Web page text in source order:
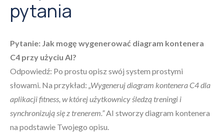
pytania
Pytanie: Jak mogę wygenerować diagram kontenera
C4 przy użyciu AI?
Odpowiedź: Po prostu opisz swój system prostymi
słowami. Na przykład: „Wygeneruj diagram kontenera C4 dla
aplikacji fitness, w której użytkownicy śledzą treningi i
synchronizują się z trenerem.”AI stworzy diagram kontenera
na podstawie Twojego opisu.